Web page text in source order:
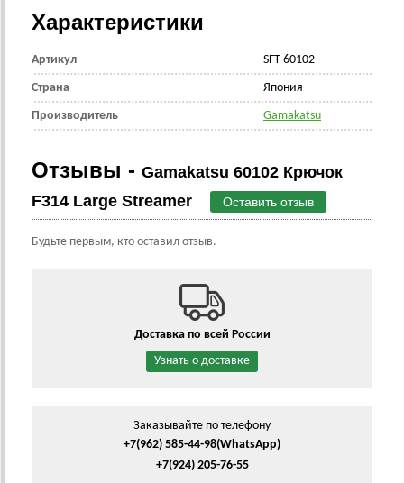
Характеристики
Артикул SFT 60102
Страна Япония
Производитель Gamakatsu
Отзывы - Gamakatsu 60102 Крючок
F314 Large Streamer
Оставить отзыв
Будьте первым, кто оставил отзыв.
Доставка по всей России
Узнать о доставке
Заказывайте по телефону
+7(962) 585-44-98(WhatsApp)
+7(924) 205-76-55